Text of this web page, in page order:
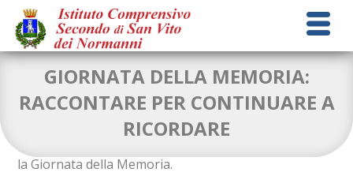
GIORNATA DELLA MEMORIA:
RACCONTARE PER CONTINUARE A
RICORDARE
La Scuola BUONSANTO celebra anche quest’anno
la Giornata della Memoria.